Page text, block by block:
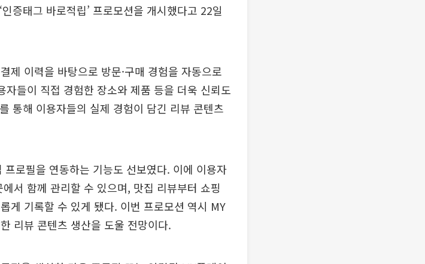
증태그 바로적립’ 프로모션을 개시했다고 22일
제 이력을 바탕으로 방문·구매 경험을 자동으로
들이 직접 경험한 장소와 제품 등을 더욱 신뢰도
통해 이용자들의 실제 경험이 담긴 리뷰 콘텐츠
로필을 연동하는 기능도 선보였다. 이에 이용자
서 함께 관리할 수 있으며, 맛집 리뷰부터 쇼핑
게 기록할 수 있게 됐다. 이번 프로모션 역시 MY
리뷰 콘텐츠 생산을 도울 전망이다.